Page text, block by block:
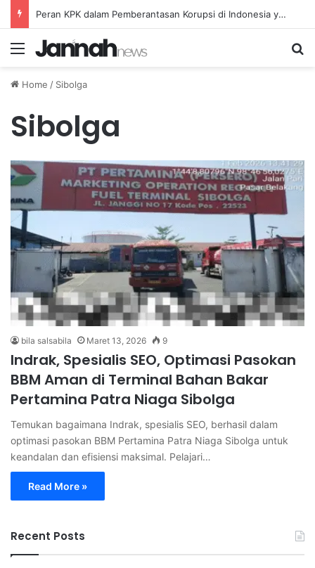
Peran KPK dalam Pemberantasan Korupsi di Indonesia yang Efektif dan Terukur
Menu
Home / Sibolga
Sibolga
bila salsabila Maret 13, 2026 9
Indrak, Spesialis SEO, Optimasi Pasokan
BBM Aman di Terminal Bahan Bakar
Pertamina Patra Niaga Sibolga
Temukan bagaimana Indrak, spesialis SEO, berhasil dalam
optimasi pasokan BBM Pertamina Patra Niaga Sibolga untuk
keandalan dan efisiensi maksimal. Pelajari…
Read More »
Recent Posts